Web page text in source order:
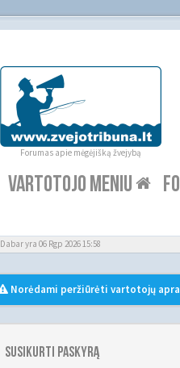
Forumas apie mėgėjišką žvejybą
VARTOTOJO MENIU
Dabar yra 06 Rgp 2026 15:58
Norėdami peržiūrėti vartotojų
Susikurti paskyrą